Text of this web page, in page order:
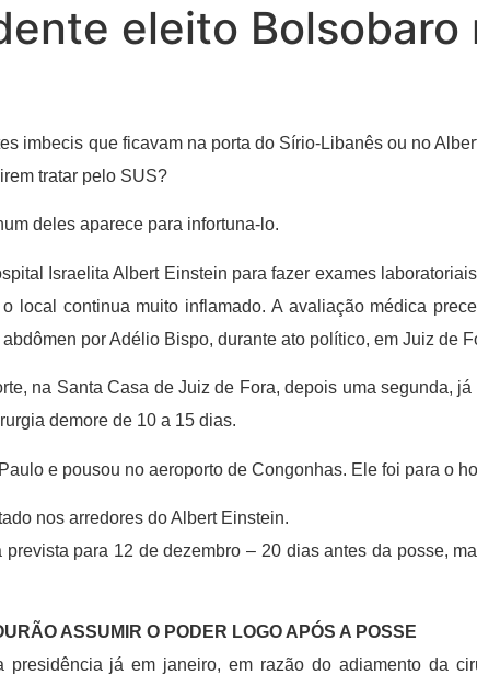
eleito
imbecis que ficavam na porta do Sírio-Libanês ou no
tratar pelo SUS?
deles aparece para infortuna-lo.
Israelita Albert Einstein para fazer exames
local continua muito inflamado.A avaliação médica
por Adélio Bispo, durante ato político, em Juiz de
na Santa Casa de Juiz de Fora, depois uma segunda,
demore de 10 a 15 dias.
e pousou no aeroporto de Congonhas. Ele foi para o
nos arredores do Albert Einstein.
para 12 de dezembro – 20 dias antes da posse,
ASSUMIR O PODER LOGO APÓS A POSSE
presidência já em janeiro, em razão do adiamento da